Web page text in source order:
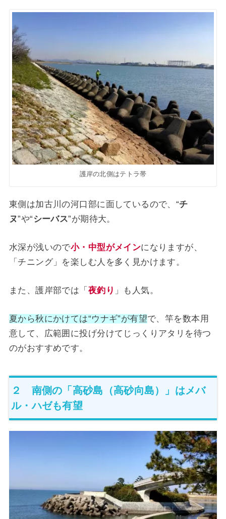
護岸の北側はテトラ帯
東側は加古川の河口部に面しているので、“チ
ヌ”や“シーバス”が期待大。
水深が浅いので小・中型がメインになりますが、
「チニング」を楽しむ人を多く見かけます。
また、護岸部では「 夜釣り 」も人気。
夏から秋にかけては“ウナギ”が有望で、竿を数本用
意して、広範囲に投げ分けてじっくりアタリを待つ
のがおすすめです。
２ 南側の「高砂島（高砂向島）」はメバ
ル・ハゼも有望